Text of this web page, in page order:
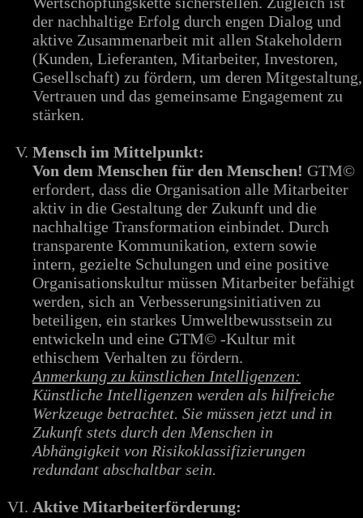
der nachhaltige Erfolg durch engen Dialog und
aktive Zusammenarbeit mit allen Stakeholdern
(Kunden, Lieferanten, Mitarbeiter, Investoren,
Gesellschaft) zu fördern, um deren Mitgestaltung,
Vertrauen und das gemeinsame Engagement zu
stärken.
Mensch im Mittelpunkt:
Von dem Menschen für den Menschen! GTM©
erfordert, dass die Organisation alle Mitarbeiter
aktiv in die Gestaltung der Zukunft und die
nachhaltige Transformation einbindet. Durch
transparente Kommunikation, extern sowie
intern, gezielte Schulungen und eine positive
Organisationskultur müssen Mitarbeiter befähigt
werden, sich an Verbesserungsinitiativen zu
beteiligen, ein starkes Umweltbewusstsein zu
entwickeln und eine GTM© -Kultur mit
ethischem Verhalten zu fördern.
Anmerkung zu künstlichen Intelligenzen:
Künstliche Intelligenzen werden als hilfreiche
Werkzeuge betrachtet. Sie müssen jetzt und in
Zukunft stets durch den Menschen in
Abhängigkeit von Risikoklassifizierungen
redundant abschaltbar sein.
Aktive Mitarbeiterförderung: